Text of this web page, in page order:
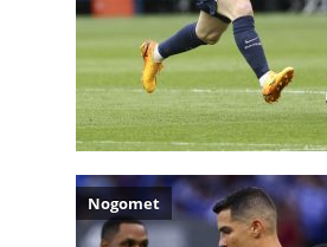
Nogomet